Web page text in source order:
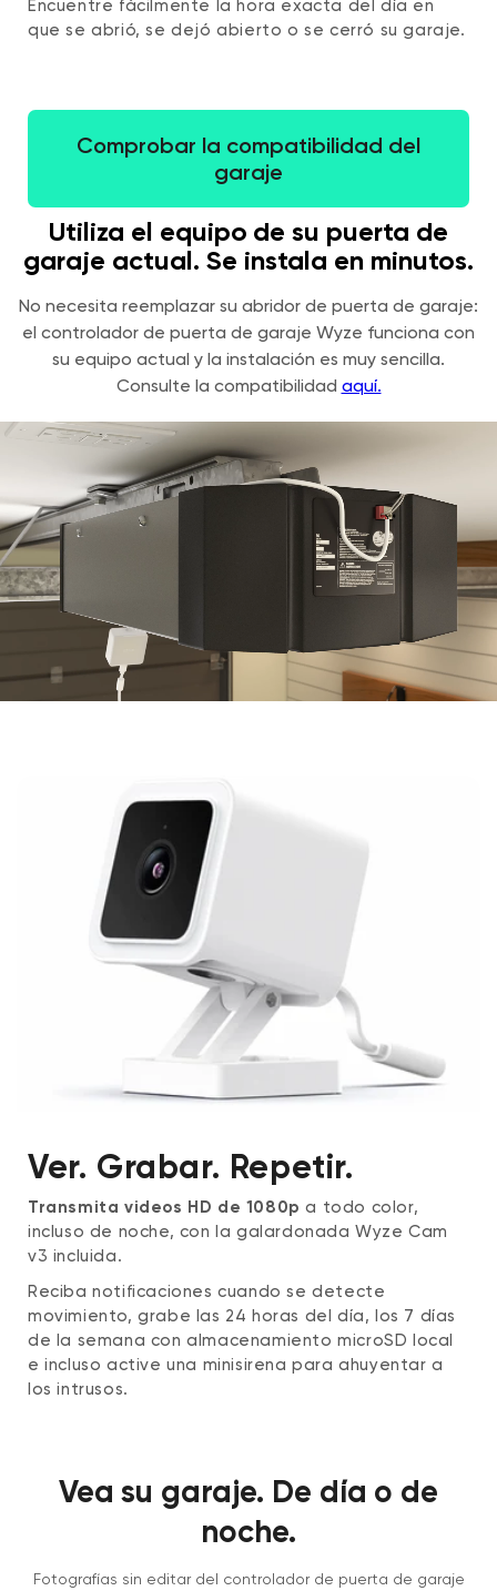
Encuentre fácilmente la hora exacta del día en
que se abrió, se dejó abierto o se cerró su garaje.
Comprobar la compatibilidad del
garaje
Utiliza el equipo de su puerta de
garaje actual. Se instala en minutos.
No necesita reemplazar su abridor de puerta de garaje:
el controlador de puerta de garaje Wyze funciona con
su equipo actual y la instalación es muy sencilla.
Consulte la compatibilidad aquí.
Ver. Grabar. Repetir.
Transmita videos HD de 1080p a todo color,
incluso de noche, con la galardonada Wyze Cam
v3 incluida.
Reciba notificaciones cuando se detecte
movimiento, grabe las 24 horas del día, los 7 días
de la semana con almacenamiento microSD local
e incluso active una minisirena para ahuyentar a
los intrusos.
Vea su garaje. De día o de
noche.
Fotografías sin editar del controlador de puerta de garaje